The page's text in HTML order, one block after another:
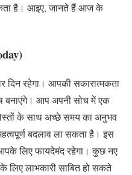
है। आइए, जानते हैं आज के
दिन रहेगा। आपकी सकारात्मकता
बनाएंगे। आप अपनी सोच में एक
के साथ अच्छे समय का अनुभव
बदलाव ला सकता है। इस
लिए फायदेमंद रहेगा। कुछ नए
लाभकारी साबित हो सकते